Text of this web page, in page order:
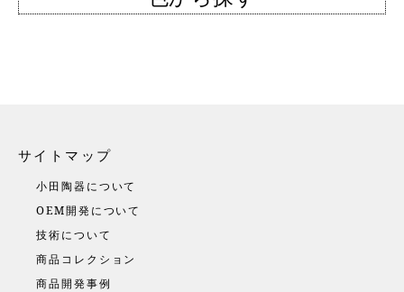
サイトマップ
小田陶器について
OEM開発について
技術について
商品コレクション
商品開発事例